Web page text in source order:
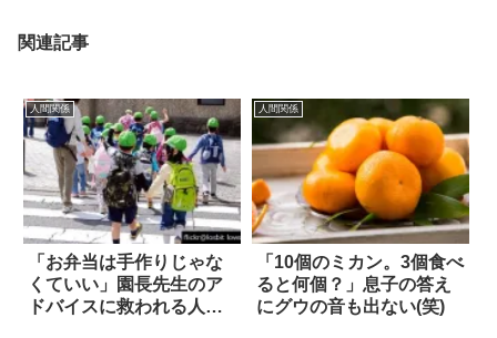
関連記事
人間関係
「お弁当は手作りじゃな
くていい」園長先生のア
ドバイスに救われる人が
人間関係
「10個のミカン。3個食べ
ると何個？」息子の答え
にグウの音も出ない(笑)